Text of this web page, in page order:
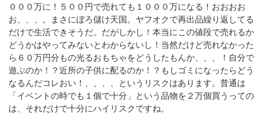
０００万に！５００円で売れても１０００万になる！おおおお
お、、、。まさにぼろ儲け天国。ヤフオクで再出品繰り返してる
だけで生活できそうだ。だがしかし！本当にこの値段で売れるか
どうかはやってみないとわからないし！当然だけど売れなかった
ら６０万円分もの光るおもちゃをどうしたもんか、、、！自分で
遊ぶのか！？近所の子供に配るのか！？もしゴミになったらどう
なるんだコレおい！、、、、というリスクはあります。普通は
「イベントの時でも１個で十分」という品物を２万個買うっての
は、それだけで十分にハイリスクですね。